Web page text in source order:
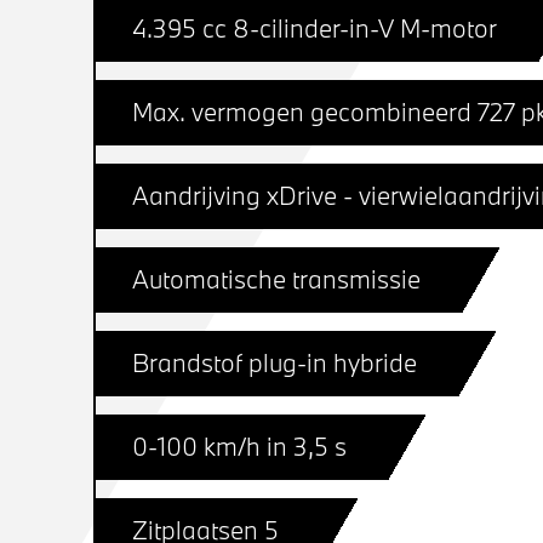
4.395 cc 8-cilinder-in-V M-motor
Max. vermogen gecombineerd 727
Aandrijving xDrive -
Automatische transmissie
Brandstof plug-in hybride
0-100 km/h in 3,5 s
Zitplaatsen 5